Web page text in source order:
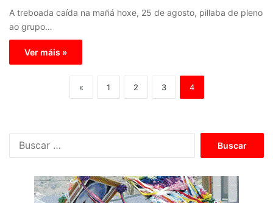
A treboada caída na mañá hoxe, 25 de agosto, pillaba de pleno
ao grupo…
Ver máis »
« 1 2 3 4
c
a